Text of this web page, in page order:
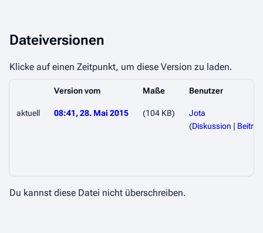
Dateiversionen
Klicke auf einen Zeitpunkt, um diese Version zu laden.
Version vom Maße Benutzer
aktuell 08:41, 28. Mai 2015 (104 KB)
Jota
(Diskussion |
Du kannst diese Datei nicht überschreiben.